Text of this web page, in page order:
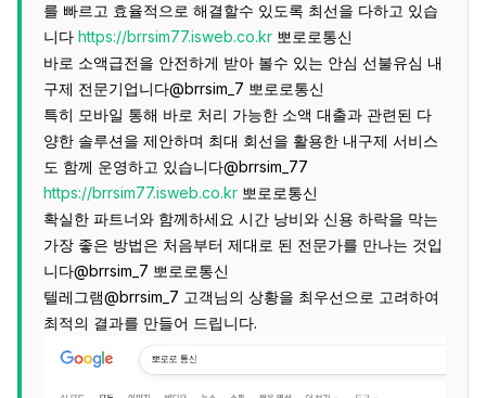
를 빠르고 효율적으로 해결할수 있도록 최선을 다하고 있습
니다 https://brrsim77.isweb.co.kr 뽀로로통신
바로 소액급전을 안전하게 받아 볼수 있는 안심 선불유심 내
구제 전문기업니다@brrsim_7 뽀로로통신
특히 모바일 통해 바로 처리 가능한 소액 대출과 관련된 다
양한 솔루션을 제안하며 최대 회선을 활용한 내구제 서비스
도 함께 운영하고 있습니다@brrsim_77
https://brrsim77.isweb.co.kr 뽀로로통신
확실한 파트너와 함께하세요 시간 낭비와 신용 하락을 막는
가장 좋은 방법은 처음부터 제대로 된 전문가를 만나는 것입
니다@brrsim_7 뽀로로통신
텔레그램@brrsim_7 고객님의 상황을 최우선으로 고려하여
최적의 결과를 만들어 드립니다.